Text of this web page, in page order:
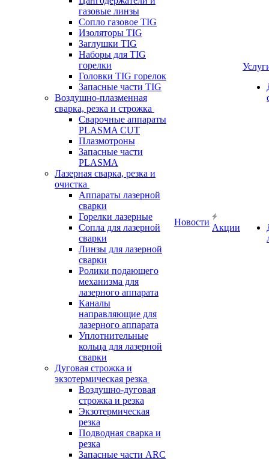
газовые линзы
Сопло газовое TIG
Изоляторы TIG
Заглушки TIG
Наборы для TIG
горелки
Головки TIG горелок
Запасные части TIG
Воздушно-плазменная
сварка, резка и строжка
Сварочные аппараты
PLASMA CUT
Плазмотроны
Запасные части
PLASMA
Лазерная сварка, резка и
очистка
Аппараты лазерной
сварки
Горелки лазерные
Сопла для лазерной
сварки
Линзы для лазерной
сварки
Ролики подающего
механизма для
лазерного аппарата
Каналы
направляющие для
лазерного аппарата
Уплотнительные
кольца для лазерной
сварки
Дуговая строжка и
экзотермическая резка
Воздушно-дуговая
строжка и резка
Экзотермическая
резка
Подводная сварка и
резка
Запасные части ARC
Новости
Акции